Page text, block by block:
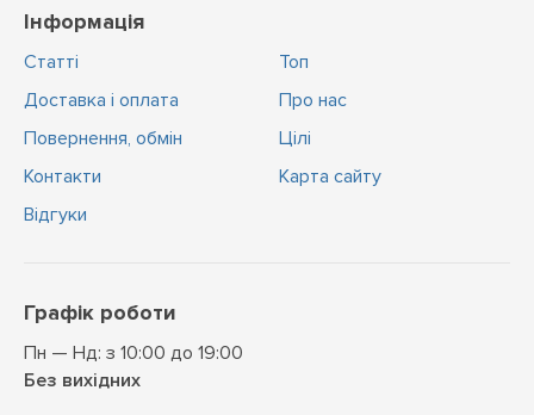
Інформація
Статті
Доставка і оплата
Повернення, обмін
Контакти
Відгуки
Топ
Про нас
Цiлi
Карта сайту
Графік роботи
Пн — Нд: з 10:00 до 19:00
Без вихідних